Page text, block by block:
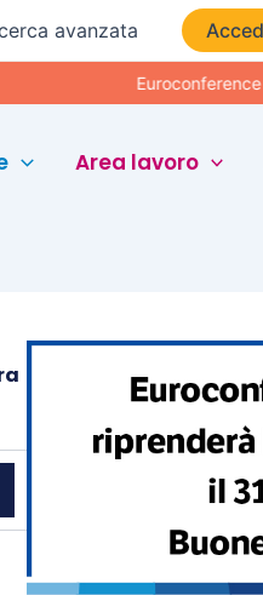
avanzata
Euroconference News
Area lavoro